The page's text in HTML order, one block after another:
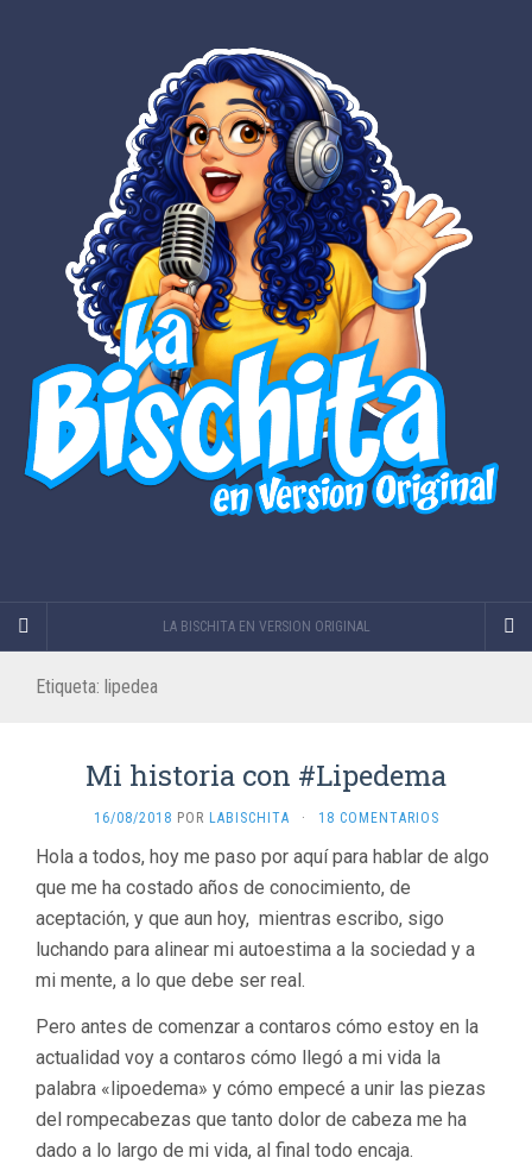
LA BISCHITA EN VERSION ORIGINAL
Etiqueta: lipedea
Mi historia con #Lipedema
16/08/2018 POR LABISCHITA · 18 COMENTARIOS
Hola a todos, hoy me paso por aquí para hablar de algo
que me ha costado años de conocimiento, de
aceptación, y que aun hoy, mientras escribo, sigo
luchando para alinear mi autoestima a la sociedad y a
mi mente, a lo que debe ser real.
Pero antes de comenzar a contaros cómo estoy en la
actualidad voy a contaros cómo llegó a mi vida la
palabra «lipoedema» y cómo empecé a unir las piezas
del rompecabezas que tanto dolor de cabeza me ha
dado a lo largo de mi vida, al final todo encaja.